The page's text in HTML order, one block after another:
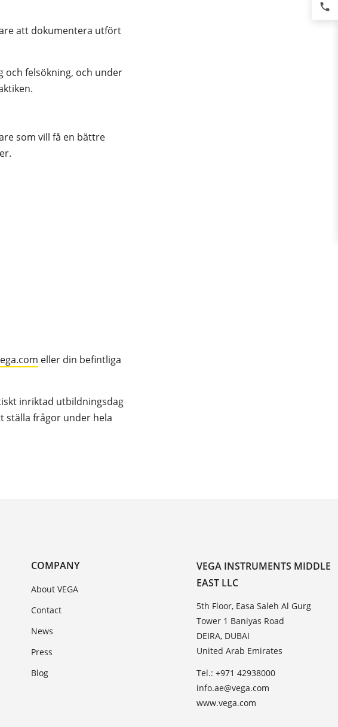
att dokumentera utfört
och felsökning, och under
som vill få en bättre
eller din befintliga
inriktad utbildningsdag
ställa frågor under hela
COMPANY
About VEGA
Contact
News
Press
Blog
VEGA INSTRUMENTS MIDDLE
EAST LLC
5th Floor, Easa Saleh Al Gurg
Tower 1 Baniyas Road
DEIRA, DUBAI
United Arab Emirates
Tel.: +971 42938000
info.ae@vega.com
www.vega.com
phone